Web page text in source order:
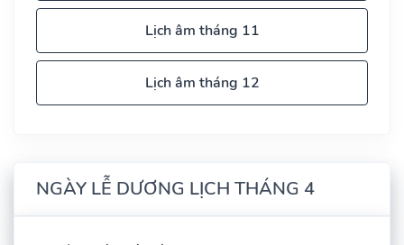
Lịch âm tháng 11
Lịch âm tháng 12
NGÀY LỄ DƯƠNG LỊCH THÁNG 4